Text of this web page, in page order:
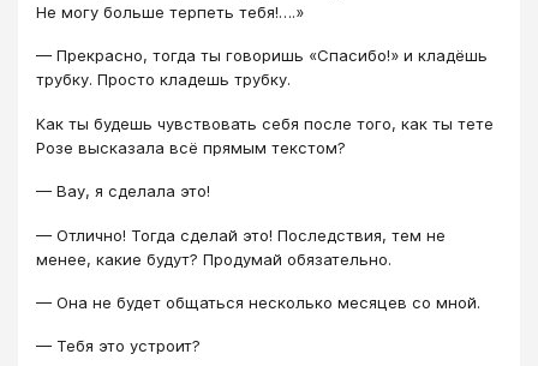
Не могу больше терпеть тебя!….»
— Прекрасно, тогда ты говоришь «Спасибо!» и кладёшь
трубку. Просто кладешь трубку.
Как ты будешь чувствовать себя после того, как ты тете
Розе высказала всё прямым текстом?
— Вау, я сделала это!
— Отлично! Тогда сделай это! Последствия, тем не
менее, какие будут? Продумай обязательно.
— Она не будет общаться несколько месяцев со мной.
— Тебя это устроит?